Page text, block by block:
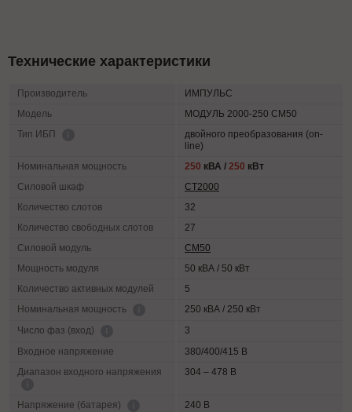
Технические характеристики
Производитель
ИМПУЛЬС
Модель
МОДУЛЬ 2000-250 СМ50
Тип ИБП
двойного преобразования (on-
line)
Номинальная мощность
250 кВА / 250 кВт
Силовой шкаф
СТ2000
Количество слотов
32
Количество свободных слотов
27
Силовой модуль
СМ50
Мощность модуля
50 кВА / 50 кВт
Количество активных модулей
5
Номинальная мощность
250 кВА / 250 кВт
Число фаз (вход)
3
Входное напряжение
380/400/415 В
Диапазон входного напряжения
304 – 478 В
Напряжение (батарея)
240 В